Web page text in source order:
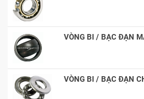
VÒNG BI / BẠC ĐẠN
VÒNG BI / BẠC ĐẠN